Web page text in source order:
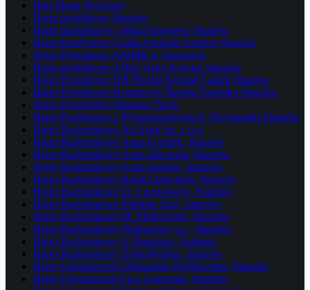
Biki Motor Rytwiany
Biura projektowe Staszów
Biura rachunkowe, usługi księgowe Staszów
Biuro Kredytowe Credit Agricole Express Staszów
Biuro Powiatowe ARiMR w Staszowie
Biuro projektowe AJKO Artur Kręcisz Staszów
Biuro Projektowe DB Projekt Konrad Gądek Staszów
Biuro Projektowe Kosztorysy Renata Orzelska Staszów
Biuro Projektowe Mateusz Turek
Biuro Projektowe z Wykonawstwem Z. Drzymalski Staszów
Biuro Rachunkowe Ad Astra Sp. z o.o.
Biuro Rachunkowe Anna Gozdek, Staszów
Biuro Rachunkowe Anna Jabczuga, Staszów
Biuro Rachunkowe Anna Janicka, Staszów
Biuro Rachunkowe Beata Dzieciuch, Staszów
Biuro Rachunkowe D. Czechowicz, Połaniec
Biuro Rachunkowe Elżbieta Szot, Staszów
Biuro Rachunkowe M. Piątkowska, Staszów
Biuro Rachunkowe Piątkowscy s.c., Staszów
Biuro Rachunkowe S. Barabasz, Połaniec
Biuro Rachunkowe Zofia Ryńska, Staszów
Biuro Ubezpieczeń Aleksandra Wróblewska, Staszów
Biuro Ubezpieczeń Ewa Gronostaj, Staszów